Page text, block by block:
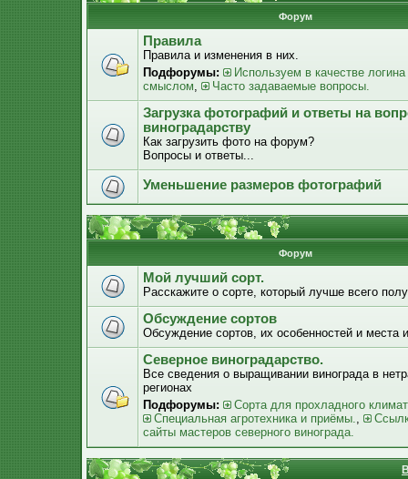
Форум
Правила
Правила и изменения в них.
Подфорумы:
Используем в качестве
смыслом, Часто задаваемые вопросы.
Загрузка фотографий и ответы на
виноградарству
Как загрузить фото на форум?
Вопросы и ответы...
Уменьшение размеров фотографий
Форум
Мой лучший сорт.
Расскажите о сорте, который лучше всего
Обсуждение сортов
Обсуждение сортов, их особенностей и места
Северное виноградарство.
Все сведения о выращивании винограда в
регионах
Подфорумы:
Сорта для прохладного
Специальная агротехника и приёмы.,
сайты мастеров северного винограда.